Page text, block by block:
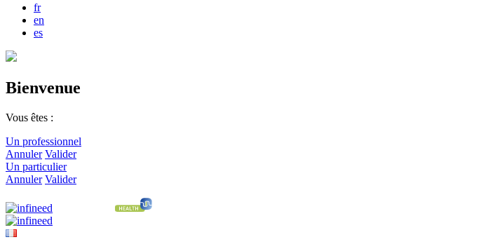
fr
en
es
Bienvenue
Vous êtes :
Un professionnel
Annuler Valider
Un particulier
Annuler Valider